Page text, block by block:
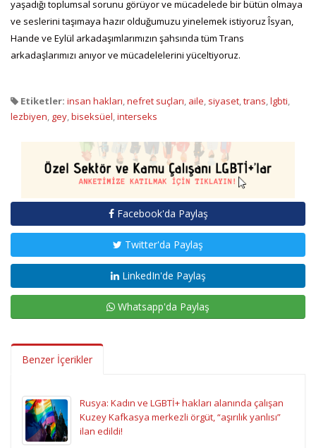
yaşadığı toplumsal sorunu görüyor ve mücadelede bir bütün olmaya
ve seslerini taşımaya hazır olduğumuzu yinelemek istiyoruz Îsyan,
Hande ve Eylül arkadaşımlarımızın şahsında tüm Trans
arkadaşlarımızı anıyor ve mücadelelerini yüceltiyoruz.
Etiketler: insan hakları,nefret suçları, aile, siyaset,trans,lgbti,
lezbiyen, gey,biseksüel,interseks
Facebook'da Paylaş
Twitter'da Paylaş
LinkedIn'de Paylaş
Whatsapp'da Paylaş
Benzer İçerikler
Rusya: Kadın ve LGBTİ+ hakları alanında çalışan
Kuzey Kafkasya merkezli örgüt, “aşırılık yanlısı”
ilan edildi!